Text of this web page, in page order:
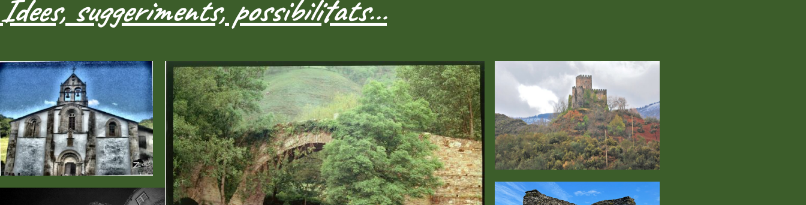
Idees, suggeriments, possibilitats…